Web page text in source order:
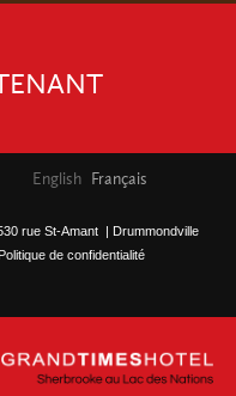
rue St-Amant | Drummondville
Politique de confidentialité
English Français